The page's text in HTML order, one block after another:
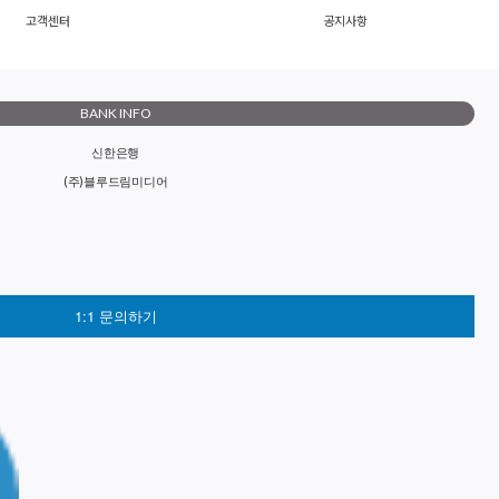
고객센터 공지사항
BANK INFO
신한은행
(주)블루드림미디어
1:1 문의하기